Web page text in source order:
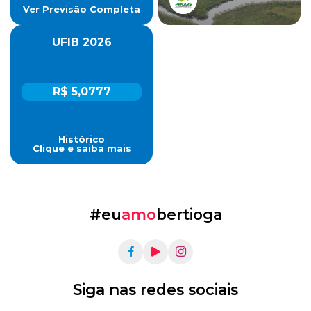
Ver Previsão Completa
UFIB 2026
R$ 5,0777
Histórico
Clique e saiba mais
#euamobertioga
Siga nas redes sociais